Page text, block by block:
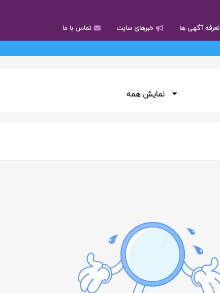
تعرفه آگهی ها خبرهای سایت
تماس با ما
نمایش همه